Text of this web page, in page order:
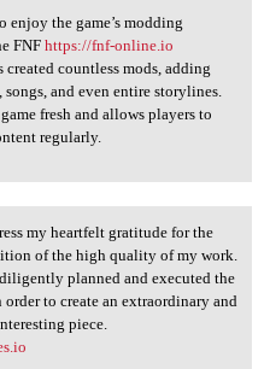
enjoy the
enjoy the game’s modding
FNFhttps://fnf-online.io
created countless mods, adding
songs, and even entire storylines.
fresh and allows players to
regularly.
my
my heartfelt gratitude for the
of the high quality of my work.
planned and executed the
to create an extraordinary and
piece.